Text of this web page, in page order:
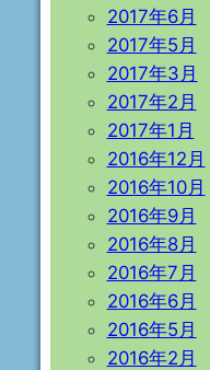
2017年6月
2017年5月
2017年3月
2017年2月
2017年1月
2016年12月
2016年10月
2016年9月
2016年8月
2016年7月
2016年6月
2016年5月
2016年2月